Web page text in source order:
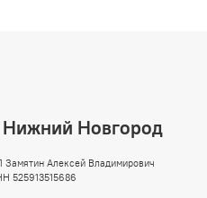
Нижний Новгород
Замятин Алексей Владимирович
525913515686